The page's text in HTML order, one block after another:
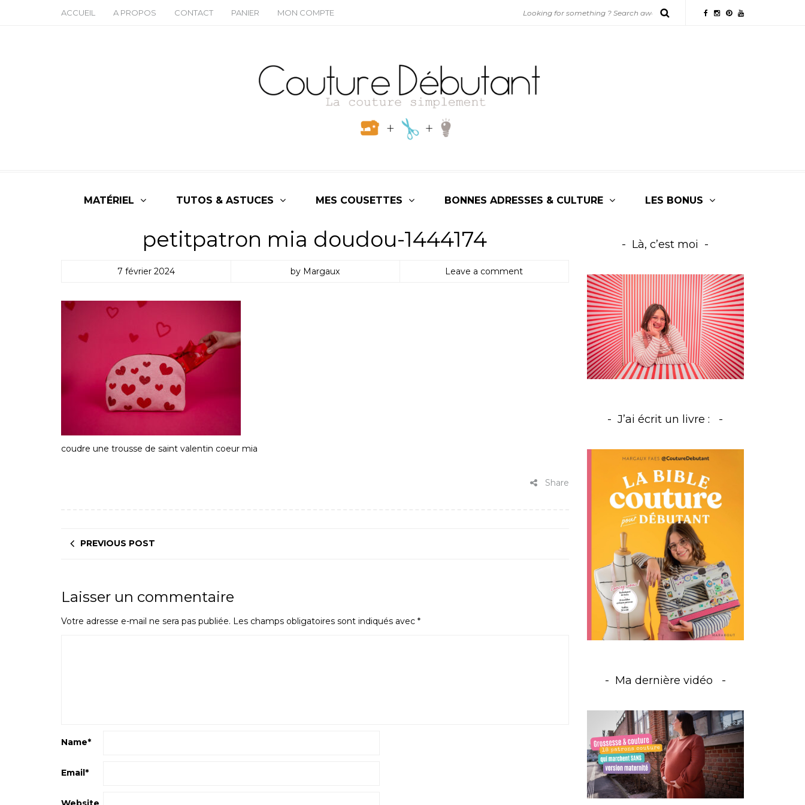
ACCUEIL A PROPOS CONTACT PANIER MON COMPTE
MATÉRIEL TUTOS & ASTUCES MES COUSETTES BONNES ADRESSES & CULTURE LES BONUS
petitpatron mia doudou-1444174
7 février 2024 by Margaux Leave a comment
coudre une trousse de saint valentin coeur mia
Share
PREVIOUS POST
Laisser un commentaire
Votre adresse e-mail ne sera pas publiée. Les champs obligatoires sont indiqués avec *
Name*
Email*
Là, c’est moi
J’ai écrit un livre :
Ma dernière vidéo